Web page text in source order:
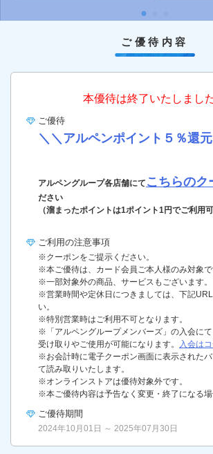
ご優待内容
本優待は終了いたしました
ご優待
＼＼アルペンポイント５％還
アルペングループ各店舗にて こちらのク
ださい
（溜まったポイントは1ポイント1円でご利用可
ご利用の注意事項
※クーポンをご提示ください。
※本ご優待は、カード会員ご本人様のみ対象で
※一部対象外の商品、サービスもございます。
※営業時間や定休日につきましては、下記
い。
※特別営業時はご利用不可となります。
※「アルペングループメンバーズ」の入会に
受け取りやご使用が可能になります。
入会は
※お会計時に電子クーポン画面に表示された
て読み取りいたします。
※オンラインストアは優待対象外です。
※本ご優待内容は予告なく変更・終了になる場
ご優待期間
2024年10月01日 ～ 2025年07月30日